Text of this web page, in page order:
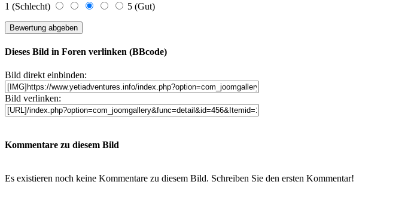
1 (Schlecht) 5 (Gut)
Dieses Bild in Foren verlinken (BBcode)
Bild direkt einbinden:
Bild verlinken:
Kommentare zu diesem Bild
Es existieren noch keine Kommentare zu diesem Bild. Schreiben Sie den ersten Kommentar!